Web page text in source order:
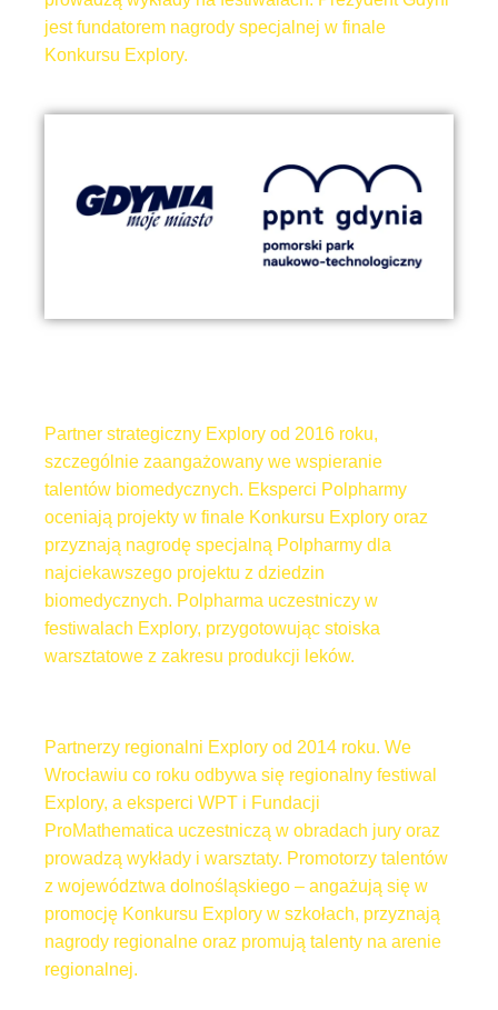
jest fundatorem nagrody specjalnej w finale
Konkursu Explory.
Partner strategiczny Explory od 2016 roku,
szczególnie zaangażowany we wspieranie
talentów biomedycznych. Eksperci Polpharmy
oceniają projekty w finale Konkursu Explory oraz
przyznają nagrodę specjalną Polpharmy dla
najciekawszego projektu z dziedzin
biomedycznych. Polpharma uczestniczy w
festiwalach Explory, przygotowując stoiska
warsztatowe z zakresu produkcji leków.
Partnerzy regionalni Explory od 2014 roku. We
Wrocławiu co roku odbywa się regionalny festiwal
Explory, a eksperci WPT i Fundacji
ProMathematica uczestniczą w obradach jury oraz
prowadzą wykłady i warsztaty. Promotorzy talentów
z województwa dolnośląskiego – angażują się w
promocję Konkursu Explory w szkołach, przyznają
nagrody regionalne oraz promują talenty na arenie
regionalnej.